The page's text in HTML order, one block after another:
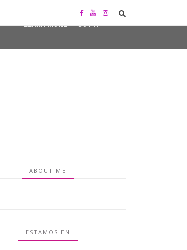
ABOUT ME
ESTAMOS EN
LEARN MORE GOT IT